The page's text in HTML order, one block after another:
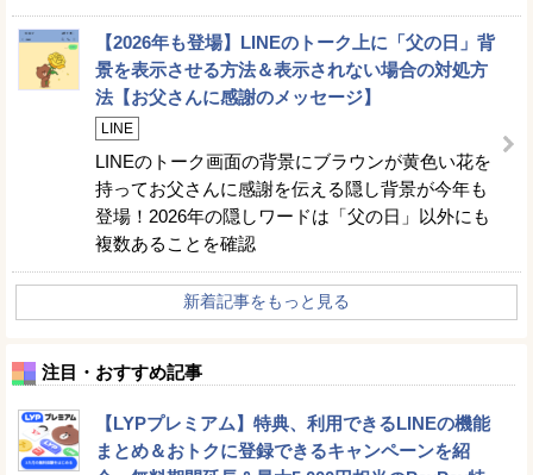
【2026年も登場】LINEのトーク上に「父の日」背
景を表示させる方法＆表示されない場合の対処方
法【お父さんに感謝のメッセージ】
LINE
LINEのトーク画面の背景にブラウンが黄色い花を
持ってお父さんに感謝を伝える隠し背景が今年も
登場！2026年の隠しワードは「父の日」以外にも
複数あることを確認
新着記事をもっと見る
注目・おすすめ記事
【LYPプレミアム】特典、利用できるLINEの機能
まとめ＆おトクに登録できるキャンペーンを紹